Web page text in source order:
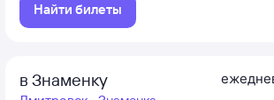
Найти билеты
в Знаменку